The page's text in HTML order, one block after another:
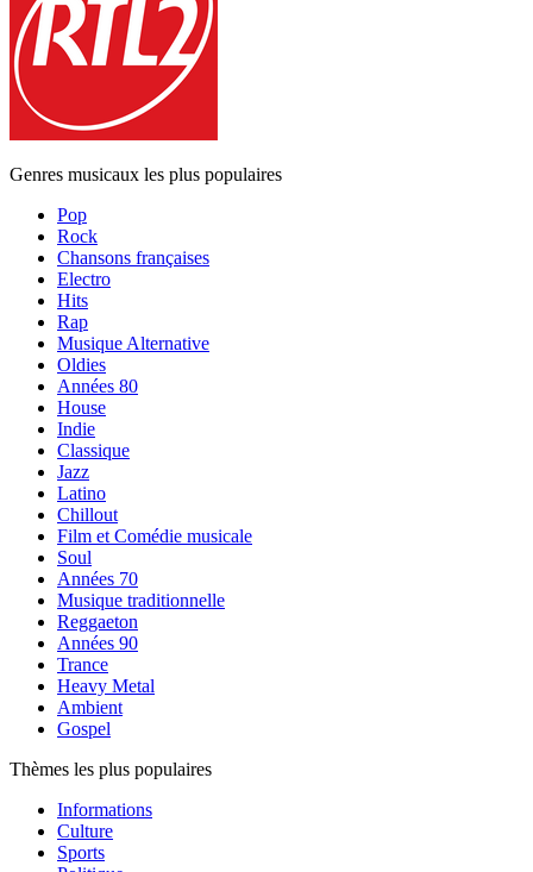
Genres musicaux les plus populaires
Pop
Rock
Chansons françaises
Electro
Hits
Rap
Musique Alternative
Oldies
Années 80
House
Indie
Classique
Jazz
Latino
Chillout
Film et Comédie musicale
Soul
Années 70
Musique traditionnelle
Reggaeton
Années 90
Trance
Heavy Metal
Ambient
Gospel
Thèmes les plus populaires
Informations
Culture
Sports